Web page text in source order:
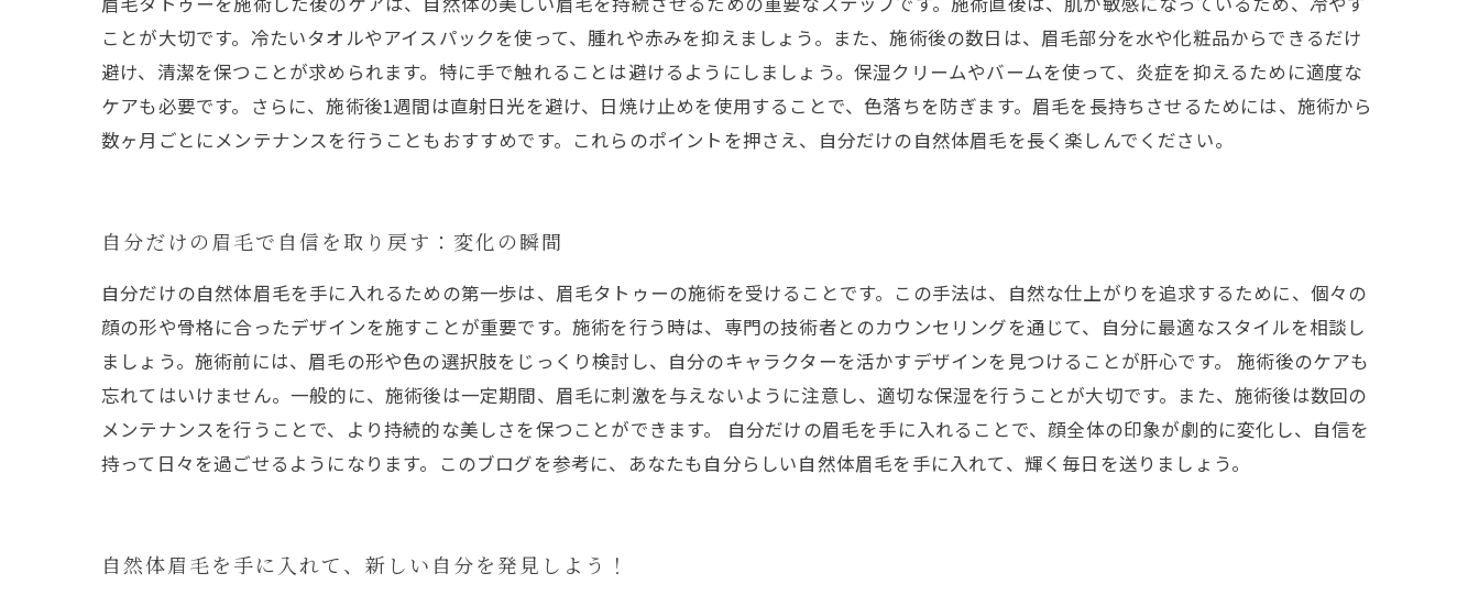
ことが大切です。冷たいタオルやアイスパックを使って、腫れや赤みを抑えましょう。また、施術後の数日は、眉毛部分を水や化粧品からできるだけ
避け、清潔を保つことが求められます。特に手で触れることは避けるようにしましょう。保湿クリームやバームを使って、炎症を抑えるために適度な
ケアも必要です。さらに、施術後1週間は直射日光を避け、日焼け止めを使用することで、色落ちを防ぎます。眉毛を長持ちさせるためには、施術から
数ヶ月ごとにメンテナンスを行うこともおすすめです。これらのポイントを押さえ、自分だけの自然体眉毛を長く楽しんでください。
自分だけの眉毛で自信を取り戻す：変化の瞬間
自分だけの自然体眉毛を手に入れるための第一歩は、眉毛タトゥーの施術を受けることです。この手法は、自然な仕上がりを追求するために、個々の
顔の形や骨格に合ったデザインを施すことが重要です。施術を行う時は、専門の技術者とのカウンセリングを通じて、自分に最適なスタイルを相談し
ましょう。施術前には、眉毛の形や色の選択肢をじっくり検討し、自分のキャラクターを活かすデザインを見つけることが肝心です。 施術後のケアも
忘れてはいけません。一般的に、施術後は一定期間、眉毛に刺激を与えないように注意し、適切な保湿を行うことが大切です。また、施術後は数回の
メンテナンスを行うことで、より持続的な美しさを保つことができます。 自分だけの眉毛を手に入れることで、顔全体の印象が劇的に変化し、自信を
持って日々を過ごせるようになります。このブログを参考に、あなたも自分らしい自然体眉毛を手に入れて、輝く毎日を送りましょう。
自然体眉毛を手に入れて、新しい自分を発見しよう！